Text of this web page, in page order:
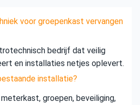
voor groepenkast vervangen
bedrijf dat veilig
en installaties netjes oplevert.
installatie?
groepen, beveiliging,